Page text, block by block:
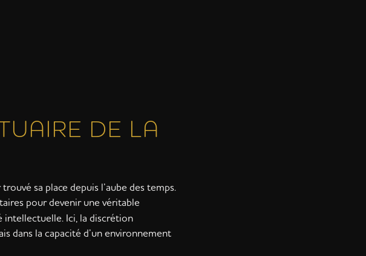
DE LA
sa place depuis l’aube des temps.
pour devenir une véritable
intellectuelle. Ici, la discrétion
dans la capacité d’un environnement